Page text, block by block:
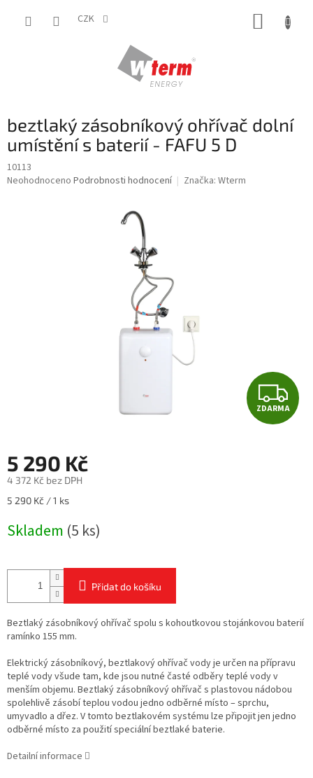
CZK
beztlaký zásobníkový ohřívač dolní
umístění s baterií - FAFU 5 D
10113
Průměrné
Neohodnoceno Podrobnosti hodnocení Značka: Wterm
Z
D
ZDARMA
5 290 Kč
4 372 Kč bez DPH
Měrná
5 290 Kč / 1 ks
Skladem (5 ks)
Přidat do košíku
Beztlaký zásobníkový ohřívač spolu s kohoutkovou stojánkovou baterií
ramínko 155 mm.
Elektrický zásobníkový, beztlakový ohřívač vody je určen na přípravu
teplé vody všude tam, kde jsou nutné časté odběry teplé vody v
menším objemu. Beztlaký zásobníkový ohřívač s plastovou nádobou
spolehlivě zásobí teplou vodou jedno odběrné místo – sprchu,
umyvadlo a dřez. V tomto beztlakovém systému lze připojit jen jedno
odběrné místo za použití speciální beztlaké baterie.
Detailní informace